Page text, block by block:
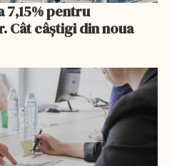
7,15% pentru
Cât câștigi din noua